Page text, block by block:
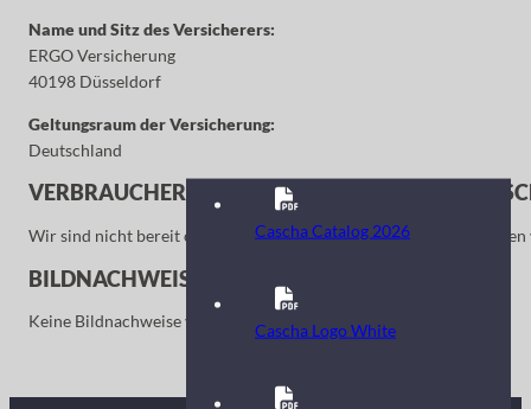
Name und Sitz des Versicherers:
ERGO Versicherung
40198 Düsseldorf
Geltungsraum der Versicherung:
Deutschland
VERBRAUCHER­STREIT­BEILEGUNG/
Wir sind nicht bereit oder verpflichtet, an
BILDNACHWEISE
Keine Bildnachweise vorhanden.
Cascha Catalog 2026
Cascha Logo White